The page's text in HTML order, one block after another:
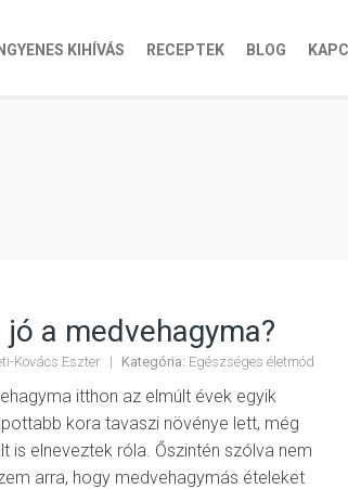
INGYENES KIHÍVÁS RECEPTEK BLOG
jó a medvehagyma?
Kovács Eszter | Kategória: Egészséges életmód
itthon az elmúlt évek egyik
kora tavaszi növénye lett, még
is elneveztek róla. Őszintén szólva nem
arra, hogy medvehagymás ételeket